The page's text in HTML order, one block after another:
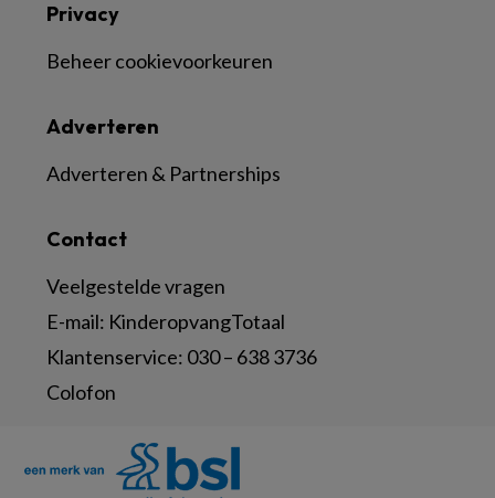
Contact
Veelgestelde vragen
E-mail: KinderopvangTotaal
Klantenservice: 030 – 638 3736
Colofon
Adverteren
Adverteren & Partnerships
Privacy
Beheer cookievoorkeuren